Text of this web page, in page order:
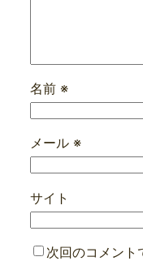
名前 ※
メール ※
サイト
次回のコメント